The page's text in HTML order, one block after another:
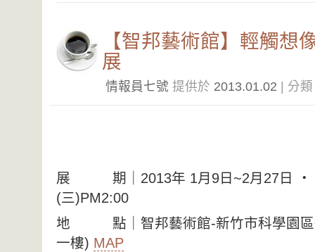
【智邦藝術館】輕觸想
展
情報員七號 提供於 2013.01.02 | 分
展 期｜2013年 1月9日~2月27日 ‧
(三)PM2:00
地 點｜智邦藝術館-新竹市科學園區
一樓) MAP